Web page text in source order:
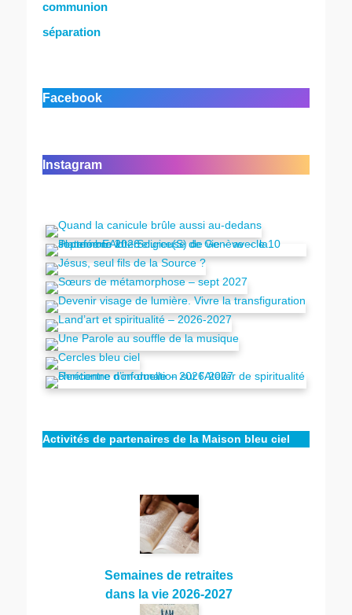
communion
séparation
Facebook
Instagram
Activités de partenaires de la Maison bleu ciel
Semaines de retraites
dans la vie 2026-2027